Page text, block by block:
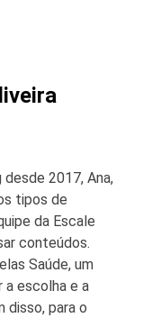
2017, Ana,
tipos de
da Escale
conteúdos.
Saúde, um
escolha e a
disso, para o